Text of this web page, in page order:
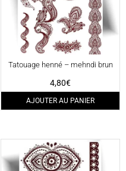
Tatouage henné – mehndi brun
4,80€
AJOUTER AU PANIER